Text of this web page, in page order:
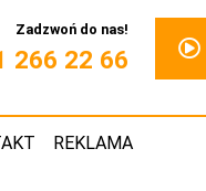
Zadzwoń do nas!
266 22 66
REKLAMA